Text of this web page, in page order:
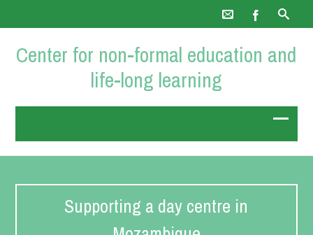
Center for non-formal education and
life-long learning
Supporting a day centre in